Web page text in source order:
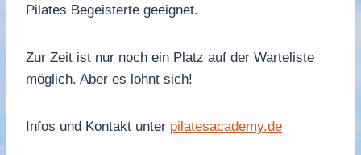
Pilates Begeisterte geeignet.
Zur Zeit ist nur noch ein Platz auf der Warteliste
möglich. Aber es lohnt sich!
Infos und Kontakt unter pilatesacademy.de